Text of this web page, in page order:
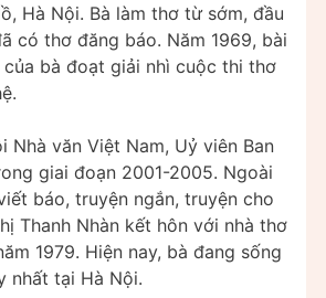
Hà Nội. Bà làm thơ từ sớm, đầu
có thơ đăng báo. Năm 1969, bài
bà đoạt giải nhì cuộc thi thơ
Nhà văn Việt Nam, Uỷ viên Ban
giai đoạn 2001-2005. Ngoài
báo, truyện ngắn, truyện cho
Thanh Nhàn kết hôn với nhà thơ
1979. Hiện nay, bà đang sống
nhất tại Hà Nội.